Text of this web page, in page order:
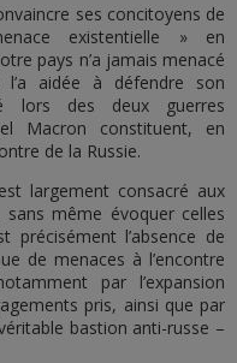
ses concitoyens de
existentielle » en
pays n’a jamais menacé
aidée à défendre son
lors des deux guerres
Macron constituent, en
de la Russie.
largement consacré aux
sans même évoquer celles
précisément l’absence de
de menaces à l’encontre
par l’expansion
pris, ainsi que par
bastion anti-russe –